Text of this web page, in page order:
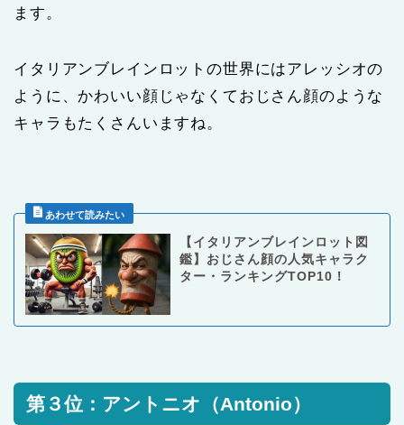
ます。
イタリアンブレインロットの世界にはアレッシオの
ように、かわいい顔じゃなくておじさん顔のような
キャラもたくさんいますね。
【イタリアンブレインロット図
鑑】おじさん顔の人気キャラク
ター・ランキングTOP10！
第３位：アントニオ（Antonio）